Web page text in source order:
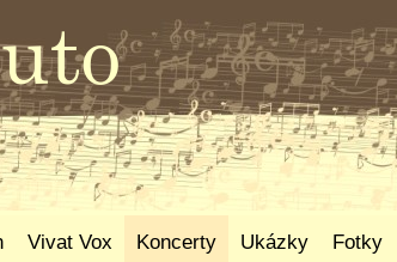
Vivat Vox Koncerty Ukázky Fotky